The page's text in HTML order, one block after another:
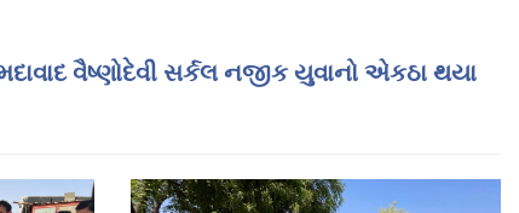
વૈષ્ણોદેવી સર્કલ નજીક યુવાનો એકઠા થયા